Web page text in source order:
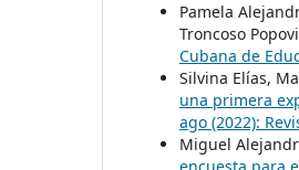
Pamela
Troncoso
Cubana de
Silvina Elías,
una primera
ago (2022):
Miguel